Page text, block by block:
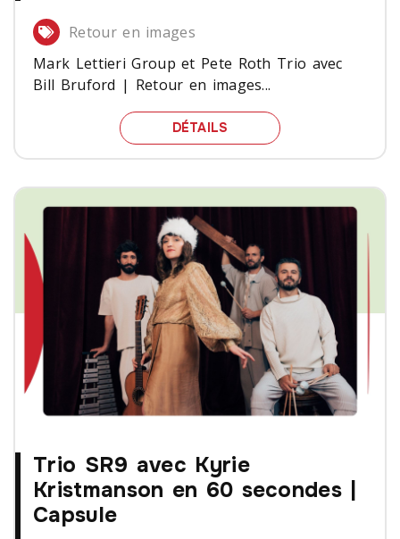
Retour en images
Mark Lettieri Group et Pete Roth Trio avec
Bill Bruford | Retour en images...
DÉTAILS MARK LETTIERI GROUP
Trio SR9 avec Kyrie
Kristmanson en 60 secondes |
Capsule